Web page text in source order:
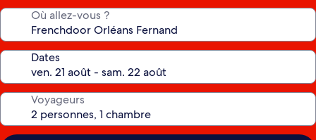
Où allez-vous ?
Dates
Voyageurs